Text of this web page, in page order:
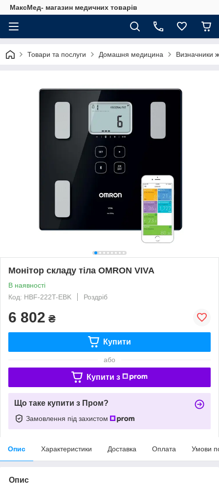
МаксМед- магазин медичних товарів
Товари та послуги Домашня медицина Визначники
Монітор складу тіла OMRON VIVA
В наявності
Код: HBF-222T-ЕBK
Роздріб
6 802 ₴
Купити
або
Купити з
Що таке купити з Пром?
Замовлення під захистом
Опис Характеристики Доставка Оплата Умови
Опис